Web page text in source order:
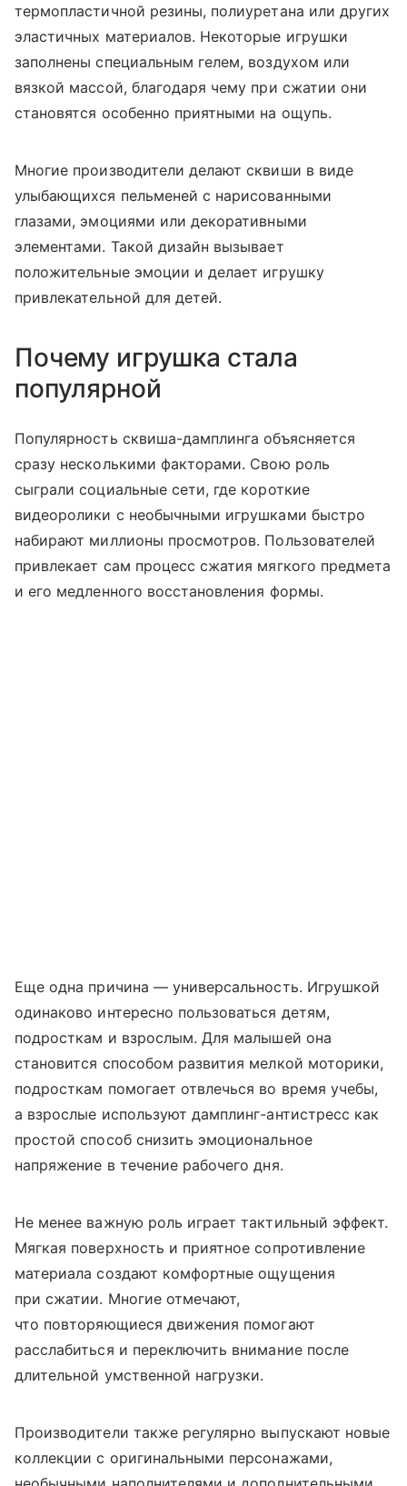
термопластичной резины, полиуретана или других
эластичных материалов. Некоторые игрушки
заполнены специальным гелем, воздухом или
вязкой массой, благодаря чему при сжатии они
становятся особенно приятными на ощупь.
Многие производители делают сквиши в виде
улыбающихся пельменей с нарисованными
глазами, эмоциями или декоративными
элементами. Такой дизайн вызывает
положительные эмоции и делает игрушку
привлекательной для детей.
Почему игрушка стала
популярной
Популярность сквиша-дамплинга объясняется
сразу несколькими факторами. Свою роль
сыграли социальные сети, где короткие
видеоролики с необычными игрушками быстро
набирают миллионы просмотров. Пользователей
привлекает сам процесс сжатия мягкого предмета
и его медленного восстановления формы.
Еще одна причина — универсальность. Игрушкой
одинаково интересно пользоваться детям,
подросткам и взрослым. Для малышей она
становится способом развития мелкой моторики,
подросткам помогает отвлечься во время учебы,
а взрослые используют дамплинг-антистресс как
простой способ снизить эмоциональное
напряжение в течение рабочего дня.
Не менее важную роль играет тактильный эффект.
Мягкая поверхность и приятное сопротивление
материала создают комфортные ощущения
при сжатии. Многие отмечают,
что повторяющиеся движения помогают
расслабиться и переключить внимание после
длительной умственной нагрузки.
Производители также регулярно выпускают новые
коллекции с оригинальными персонажами,